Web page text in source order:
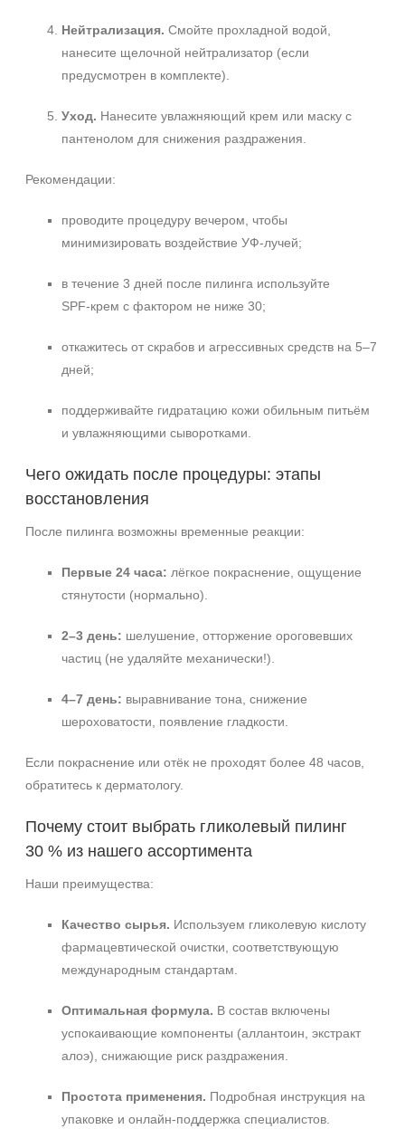
Нейтрализация. Смойте прохладной водой,
нанесите щелочной нейтрализатор (если
предусмотрен в комплекте).
Уход. Нанесите увлажняющий крем или маску с
пантенолом для снижения раздражения.
Рекомендации:
проводите процедуру вечером, чтобы
минимизировать воздействие УФ‑лучей;
в течение 3 дней после пилинга используйте
SPF‑крем с фактором не ниже 30;
откажитесь от скрабов и агрессивных средств на 5–7
дней;
поддерживайте гидратацию кожи обильным питьём
и увлажняющими сыворотками.
Чего ожидать после процедуры: этапы
восстановления
После пилинга возможны временные реакции:
Первые 24 часа: лёгкое покраснение, ощущение
стянутости (нормально).
2–3 день: шелушение, отторжение ороговевших
частиц (не удаляйте механически!).
4–7 день: выравнивание тона, снижение
шероховатости, появление гладкости.
Если покраснение или отёк не проходят более 48 часов,
обратитесь к дерматологу.
Почему стоит выбрать гликолевый пилинг
30 % из нашего ассортимента
Наши преимущества:
Качество сырья. Используем гликолевую кислоту
фармацевтической очистки, соответствующую
международным стандартам.
Оптимальная формула. В состав включены
успокаивающие компоненты (аллантоин, экстракт
алоэ), снижающие риск раздражения.
Простота применения. Подробная инструкция на
упаковке и онлайн‑поддержка специалистов.